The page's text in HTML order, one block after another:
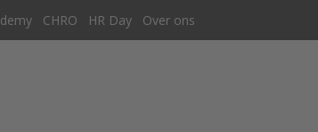
CHRO HR Day Over ons